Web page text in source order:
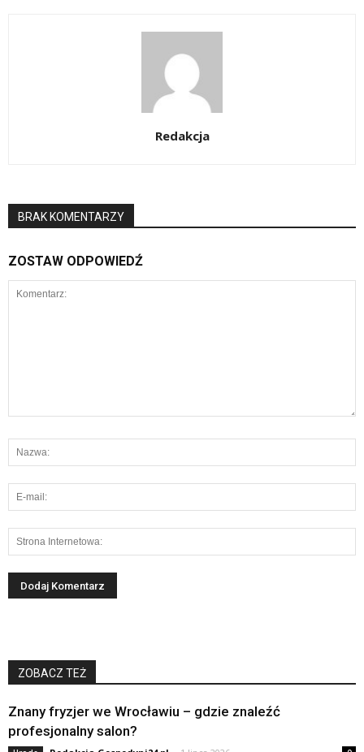
Redakcja
BRAK KOMENTARZY
ZOSTAW ODPOWIEDŹ
ZOBACZ TEŻ
Znany fryzjer we Wrocławiu – gdzie znaleźć
profesjonalny salon?